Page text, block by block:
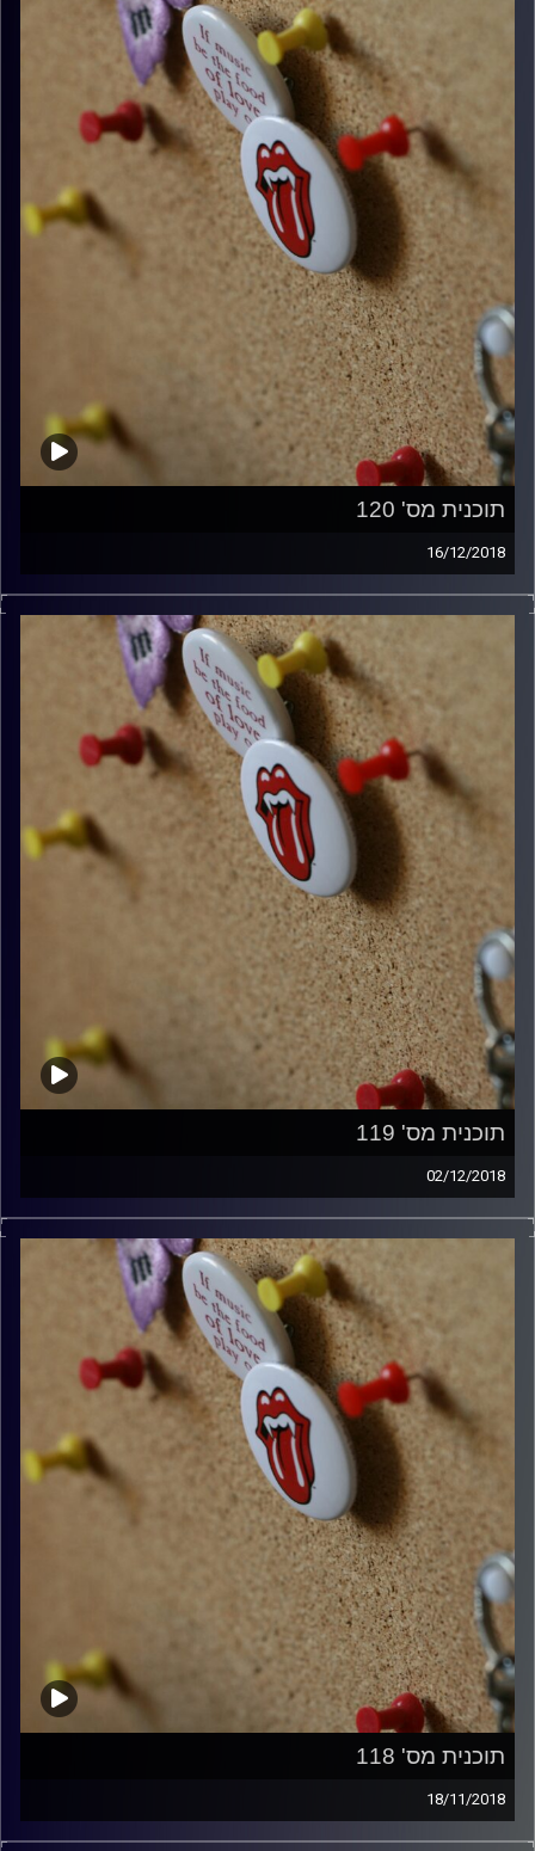
תוכנית מס' 120
16/12/2018
קלאסיקות רוק עם אורן הוף.
włodi
תוכנית מס' 119
02/12/2018
קלאסיקות רוק עם אורן הוף.
włodi
תוכנית מס' 118
18/11/2018
קלאסיקות רוק עם אורן הוף.